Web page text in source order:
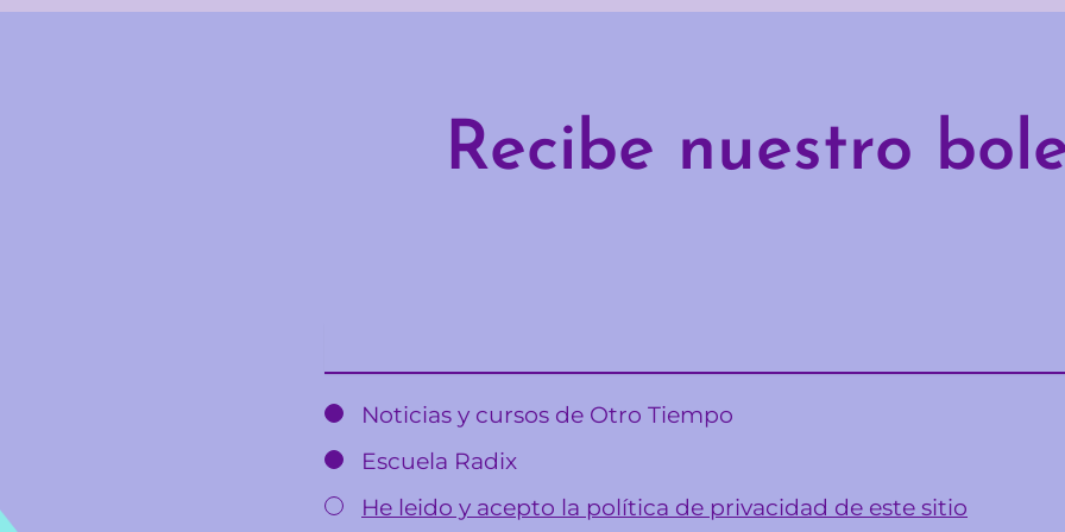
Recibe nuestro
Noticias y cursos de Otro Tiempo
Escuela Radix
He leido y acepto la política de privacidad de este sitio